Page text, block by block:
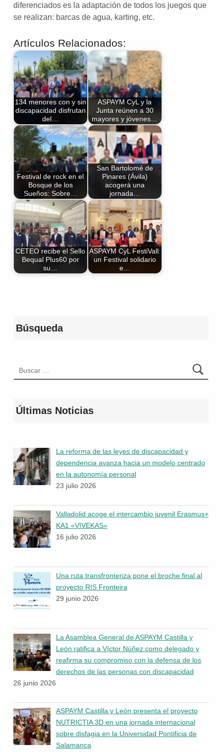
diferenciados es la adaptación de todos los juegos que
se realizan: barcas de agua, karting, etc.
Artículos Relacionados:
134 menores con y sin
discapacidad disfrutan
del…
ASPAYM CyL y la
Junta reúnen a 30
mayores y jóvenes…
Festival de rock en el
Bosque de los
Sueños: Sobre…
San Bartolomé de
Pinares (Ávila)
acogerá una
jornada…
CETEO recibe el Sello
Bequal Plus60 por
su…
ASPAYM CyL FestiVall:
un Festival solidario
e…
Búsqueda
Últimas Noticias
La reforma de las leyes de discapacidad y
dependencia avanza hacia un modelo centrado
en la autonomía personal
23 julio 2026
Valladolid acoge el intercambio juvenil Erasmus+
KA1 «VIVEKAS»
16 julio 2026
Una ruta transfronteriza pone el broche final al
proyecto RIS Fronteira
29 junio 2026
La Asamblea General de ASPAYM Castilla y
León ratifica a Víctor Núñez como delegado y
reafirma su compromiso con la defensa de los
derechos de las personas con discapacidad
26 junio 2026
ASPAYM Castilla y León presenta el proyecto
NUTRICTIA 3D en una jornada internacional
sobre disfagia en la Universidad Pontificia de
Salamanca